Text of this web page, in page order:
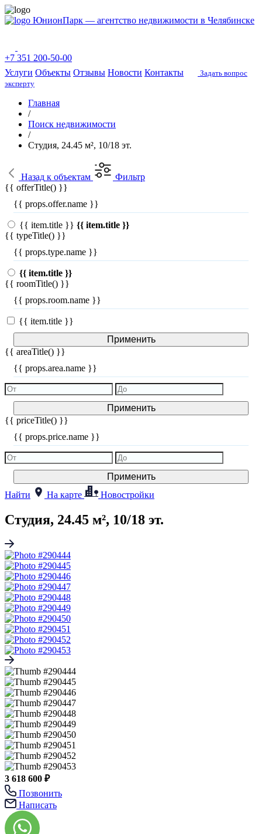
ЮнионПарк — агентство недвижимости в Челябинске
+7 351 200-50-00
Услуги Объекты Отзывы Новости Контакты
Задать вопрос
эксперту
Главная
/
Поиск недвижимости
/
Студия, 24.45 м², 10/18 эт.
Назад к объектам
Фильтр
{{ offerTitle() }}
{{ props.offer.name }}
{{ item.title }} {{ item.title }}
{{ typeTitle() }}
{{ props.type.name }}
{{ item.title }}
{{ roomTitle() }}
{{ props.room.name }}
{{ item.title }}
Применить
{{ areaTitle() }}
{{ props.area.name }}
Применить
{{ priceTitle() }}
{{ props.price.name }}
Применить
Найти
На карте Новостройки
Студия, 24.45 м², 10/18 эт.
3 618 600 ₽
Позвонить
Написать